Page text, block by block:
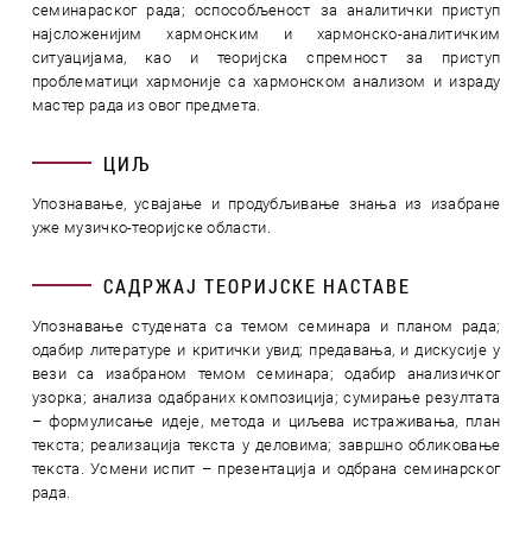
семинараског рада; оспособљеност за аналитички приступ
најсложенијим хармонским и хармонско-аналитичким
ситуацијама, као и теоријска спремност за приступ
проблематици хармоније са хармонском анализом и израду
мастер рада из овог предмета.
ЦИЉ
Упознавање, усвајање и продубљивање знања из изабране
уже музичко-теоријске области.
САДРЖАЈ ТЕОРИЈСКЕ НАСТАВЕ
Упознавање студената са темом семинара и планом рада;
одабир литературе и критички увид; предавања, и дискусије у
вези са изабраном темом семинара; одабир анализичког
узорка; анализа одабраних композиција; сумирање резултата
– формулисање идеје, метода и циљева истраживања, план
текста; реализација текста у деловима; завршно обликовање
текста. Усмени испит – презентација и одбрана семинарског
рада.